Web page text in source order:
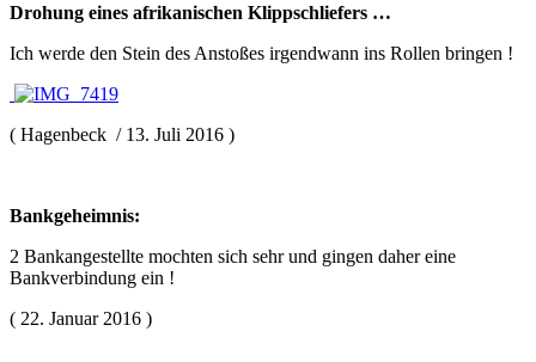
Drohung eines afrikanischen Klippschliefers …
Ich werde den Stein des Anstoßes irgendwann ins Rollen bringen !
( Hagenbeck / 13. Juli 2016 )
Bankgeheimnis:
2 Bankangestellte mochten sich sehr und gingen daher eine
Bankverbindung ein !
( 22. Januar 2016 )